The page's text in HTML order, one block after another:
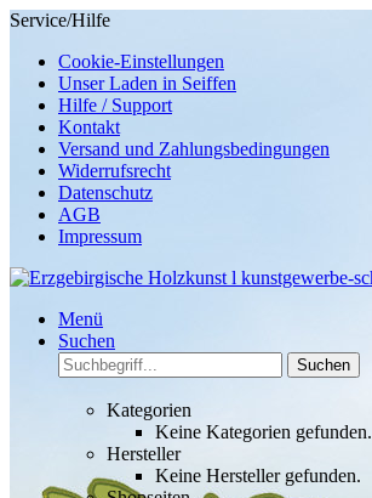
Service/Hilfe
Cookie-Einstellungen
Unser Laden in Seiffen
Hilfe / Support
Kontakt
Versand und Zahlungsbedingungen
Widerrufsrecht
Datenschutz
AGB
Impressum
Menü
Suchen
Suchen
Kategorien
Keine Kategorien gefunden.
Hersteller
Keine Hersteller gefunden.